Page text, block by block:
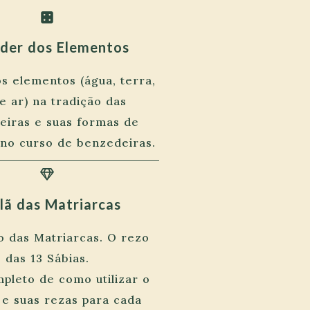
dos Elementos
elementos (água, terra,
ar) na tradição das
e suas formas de
curso de benzedeiras.
das Matriarcas
das Matriarcas. O rezo
das 13 Sábias.
de como utilizar o
suas rezas para cada